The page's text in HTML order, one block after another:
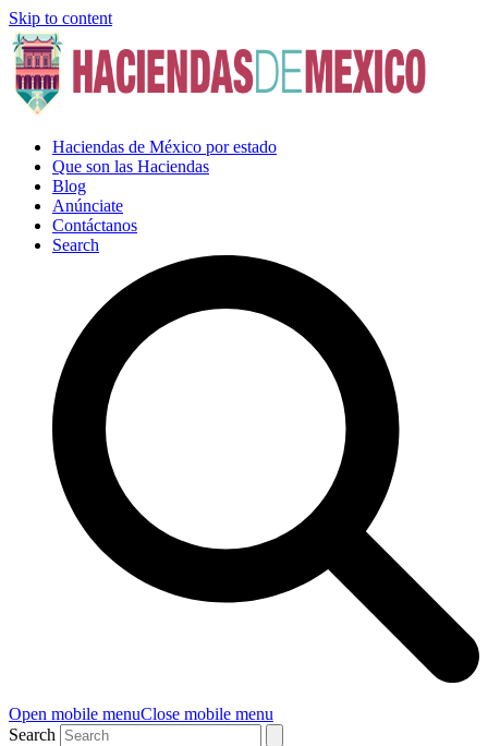
Skip to content
Haciendas de México por estado
Que son las Haciendas
Blog
Anúnciate
Contáctanos
Search
Open mobile menuClose mobile menu
Search